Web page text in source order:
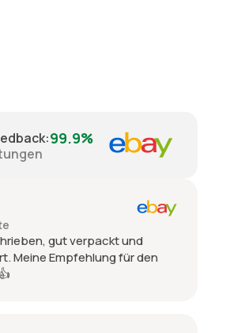
:99.9%
gut verpackt und
Meine Empfehlung für den